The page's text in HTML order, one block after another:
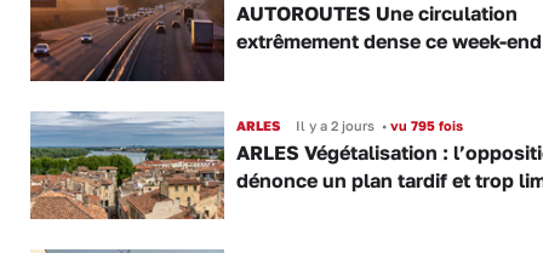
AUTOROUTES Une circulation
extrêmement dense ce week-end
ARLES Il y a 2 jours •vu 795 fois
ARLES Végétalisation :
dénonce un plan tardif et trop